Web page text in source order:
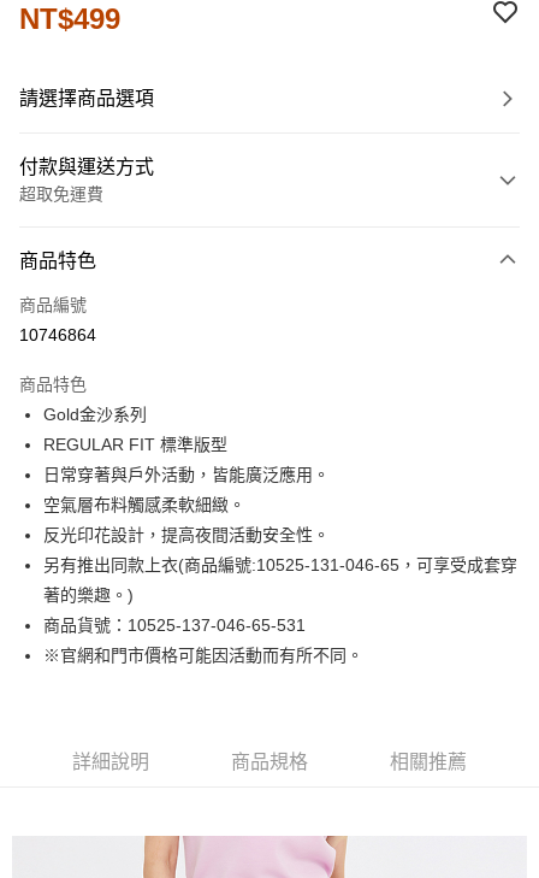
NT$499
請選擇商品選項
付款與運送方式
超取免運費
信用卡一次付款
LINE Pay
街口支付
悠遊付
Google Pay
貨到付款
運送方式
商品特色
商品編號
10746864
商品特色
Gold金沙系列
REGULAR FIT 標準版型
日常穿著與戶外活動，皆能廣泛應用。
空氣層布料觸感柔軟細緻。
反光印花設計，提高夜間活動安全性。
另有推出同款上衣(商品編號:10525-131-046-65，可享受成套穿
著的樂趣。)
商品貨號：10525-137-046-65-531
※官網和門市價格可能因活動而有所不同。
詳細說明 商品規格 相關推薦